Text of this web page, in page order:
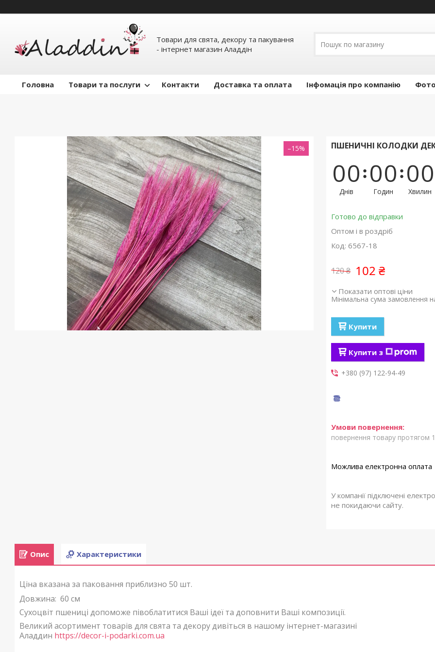
Товари для свята, декору та пакування
- інтернет магазин Аладдін
Головна Товари та послуги Контакти Доставка та оплата Інфомація про компанію
–15% ПШЕНИЧНІ КОЛОДКИ
00
Днів
00
Годин
00
Хвилин
Готово до відправки
Оптом і в роздріб
Код: 6567-18
120 ₴ 102 ₴
Показати оптові ціни
Мінімальна сума замовлення
Купити
Купити з
+380 (97) 122-94-49
повернення товару протягом
У компанії підключені
не покидаючи сайту.
Опис Характеристики
Ціна вказана за паковання приблизно 50 шт.
Довжина: 60 см
Сухоцвіт пшениці допоможе півоблатитися Ваші ідеї та доповнити Ваші композиції.
Великий асортимент товарів для свята та декору дивіться в нашому інтернет-магазині
Аладдин https://decor-i-podarki.com.ua